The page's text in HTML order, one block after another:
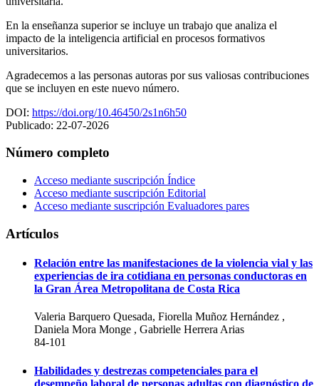
En la enseñanza superior se incluye un trabajo que analiza el
impacto de la inteligencia artificial en procesos formativos
universitarios.
Agradecemos a las personas autoras por sus valiosas contribuciones
que se incluyen en este nuevo número.
DOI: https://doi.org/10.46450/2s1n6h50
Publicado: 22-07-2026
Número completo
Acceso mediante suscripción Índice
Acceso mediante suscripción Editorial
Acceso mediante suscripción Evaluadores pares
Artículos
Relación entre las manifestaciones de la violencia vial y las
experiencias de ira cotidiana en personas conductoras en
la Gran Área Metropolitana de Costa Rica
Valeria Barquero Quesada, Fiorella Muñoz Hernández ,
Daniela Mora Monge , Gabrielle Herrera Arias
84-101
Habilidades y destrezas competenciales para el
desempeño laboral de personas adultas con diagnóstico de